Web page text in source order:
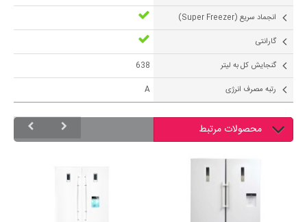
انجماد سریع (Super Freezer)
گارانتی
گنجایش کل به لیتر
638
رتبه مصرف انرژی
A
محصولات مرتبط